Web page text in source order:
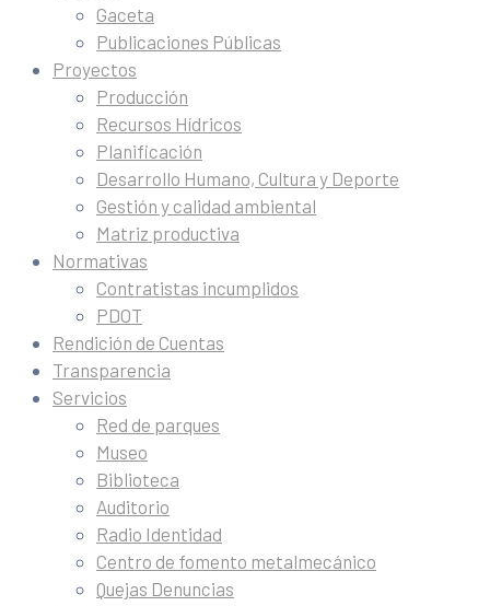
Gaceta
Publicaciones Públicas
Proyectos
Producción
Recursos Hídricos
Planificación
Desarrollo Humano, Cultura y Deporte
Gestión y calidad ambiental
Matriz productiva
Normativas
Contratistas incumplidos
PDOT
Rendición de Cuentas
Transparencia
Servicios
Red de parques
Museo
Biblioteca
Auditorio
Radio Identidad
Centro de fomento metalmecánico
Quejas Denuncias